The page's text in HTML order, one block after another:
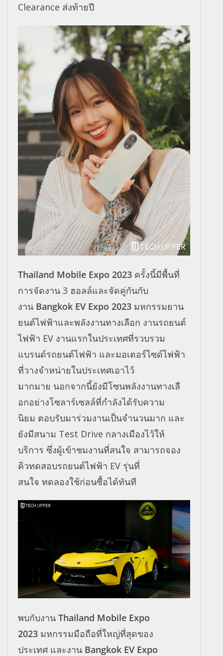
Clearance ส่งท้ายปี
Thailand Mobile Expo 2023 ครั้งนี้มีพื้นที่
การจัดงาน 3 ฮอลล์และจัดคู่กันกับ
งาน Bangkok EV Expo 2023 มหกรรมยาน
ยนต์ไฟฟ้าและพลังงานทางเลือก งานรถยนต์
ไฟฟ้า EV งานแรกในประเทศที่รวบรวม
แบรนด์รถยนต์ไฟฟ้า และมอเตอร์ไซด์ไฟฟ้า
ที่วางจำหน่ายในประเทศเอาไว้
มากมาย นอกจากนี้ยังมีโซนพลังงานทางเลื
อกอย่างโซลาร์เซลล์ที่กำลังได้รับความ
นิยม ตอบรับมาร่วมงานเป็นจำนวนมาก และ
ยังมีสนาม Test Drive กลางเมืองไว้ให้
บริการ ซึ่งผู้เข้าชมงานที่สนใจ สามารถจอง
คิวทดสอบรถยนต์ไฟฟ้า EV รุ่นที่
สนใจ ทดลองใช้ก่อนซื้อได้ทันที
พบกับงาน Thailand Mobile Expo
2023 มหกรรมมือถือที่ใหญ่ที่สุดของ
ประเทศ และงาน Bangkok EV Expo